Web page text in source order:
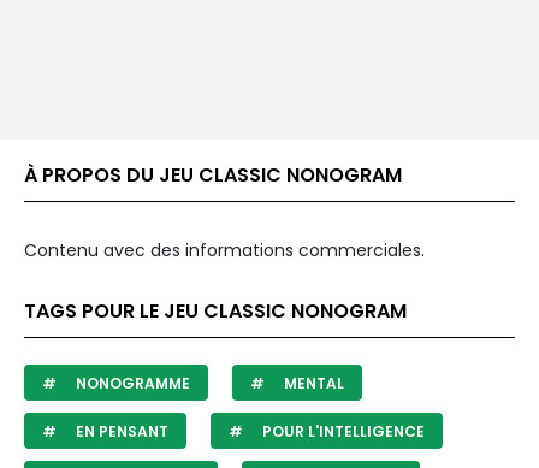
À PROPOS DU JEU CLASSIC NONOGRAM
Contenu avec des informations commerciales.
TAGS POUR LE JEU CLASSIC NONOGRAM
NONOGRAMME MENTAL
EN PENSANT POUR L'INTELLIGENCE